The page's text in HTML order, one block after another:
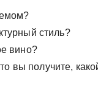
стиль?
вино?
вы получите,